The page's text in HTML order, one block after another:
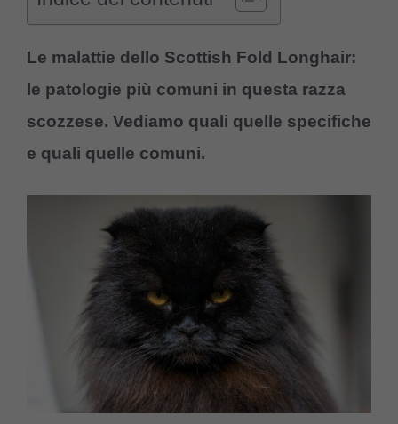
Le malattie dello Scottish Fold Longhair:
le patologie più comuni in questa razza
scozzese. Vediamo quali quelle specifiche
e quali quelle comuni.